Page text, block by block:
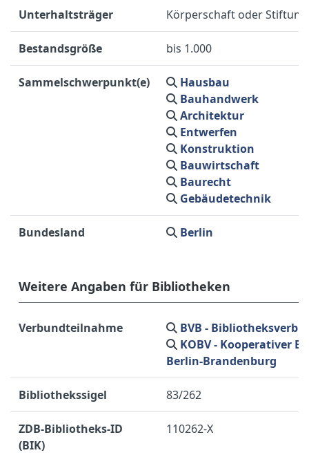
Unterhaltsträger Körperschaft oder
Bestandsgröße bis 1.000
Sammelschwerpunkt(e)
Hausbau
Bauhandwerk
Architektur
Entwerfen
Konstruktion
Bauwirtschaft
Baurecht
Gebäudetechnik
Bundesland Berlin
Weitere Angaben für Bibliotheken
Verbundteilnahme
BVB -
KOBV - Kooperativer
Berlin-Brandenburg
Bibliothekssigel 83/262
ZDB-Bibliotheks-ID
(BIK)
110262-X